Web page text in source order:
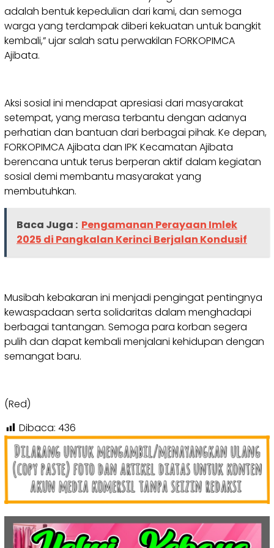
adalah bentuk kepedulian dari kami, dan semoga
warga yang terdampak diberi kekuatan untuk bangkit
kembali,” ujar salah satu perwakilan FORKOPIMCA
Ajibata.
Aksi sosial ini mendapat apresiasi dari masyarakat
setempat, yang merasa terbantu dengan adanya
perhatian dan bantuan dari berbagai pihak. Ke depan,
FORKOPIMCA Ajibata dan IPK Kecamatan Ajibata
berencana untuk terus berperan aktif dalam kegiatan
sosial demi membantu masyarakat yang
membutuhkan.
Baca Juga : Pengamanan Perayaan Imlek
2025 di Pangkalan Kerinci Berjalan Kondusif
Musibah kebakaran ini menjadi pengingat pentingnya
kewaspadaan serta solidaritas dalam menghadapi
berbagai tantangan. Semoga para korban segera
pulih dan dapat kembali menjalani kehidupan dengan
semangat baru.
(Red)
Dibaca: 436